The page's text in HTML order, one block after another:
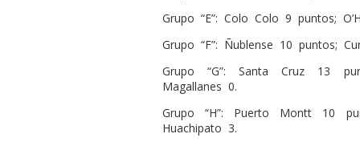
Grupo “E”: Colo Colo 9 puntos;
Grupo “F”: Ñublense 10 puntos;
Grupo “G”: Santa Cruz 13
Magallanes 0.
Grupo “H”: Puerto Montt 10
Huachipato 3.